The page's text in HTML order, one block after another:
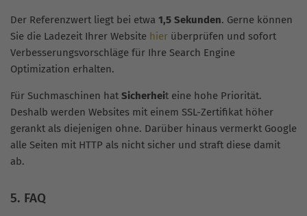
Der Referenzwert liegt bei etwa 1,5 Sekunden. Gerne können
Sie die Ladezeit Ihrer Website hier überprüfen und sofort
Verbesserungsvorschläge für Ihre Search Engine
Optimization erhalten.
Für Suchmaschinen hat Sicherheit eine hohe Priorität.
Deshalb werden Websites mit einem SSL-Zertifikat höher
gerankt als diejenigen ohne. Darüber hinaus vermerkt Google
alle Seiten mit HTTP als nicht sicher und straft diese damit
ab.
5. FAQ